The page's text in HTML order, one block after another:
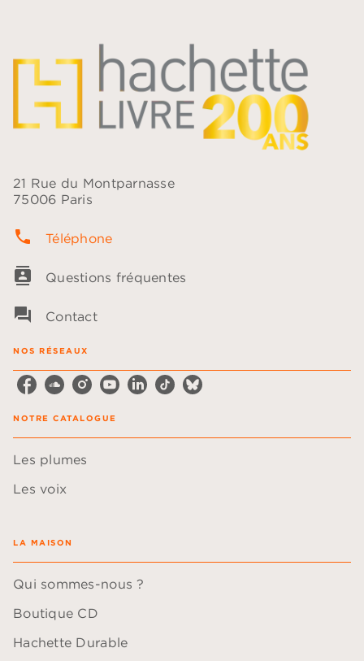
21 Rue du Montparnasse
75006 Paris
phone Téléphone
contacts Questions fréquentes
question_answer Contact
NOS RÉSEAUX
NOTRE CATALOGUE
Les plumes
Les voix
LA MAISON
Qui sommes-nous ?
Boutique CD
Hachette Durable